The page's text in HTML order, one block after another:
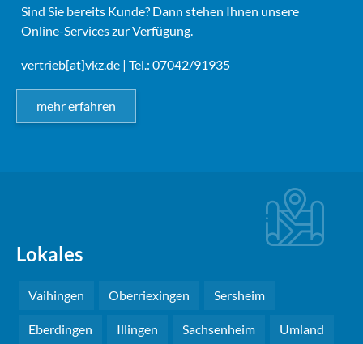
Sind Sie bereits Kunde? Dann stehen Ihnen unsere
Online-Services zur Verfügung.
vertrieb[at]vkz.de | Tel.: 07042/91935
mehr erfahren
Lokales
Vaihingen Oberriexingen Sersheim
Eberdingen Illingen Sachsenheim Umland